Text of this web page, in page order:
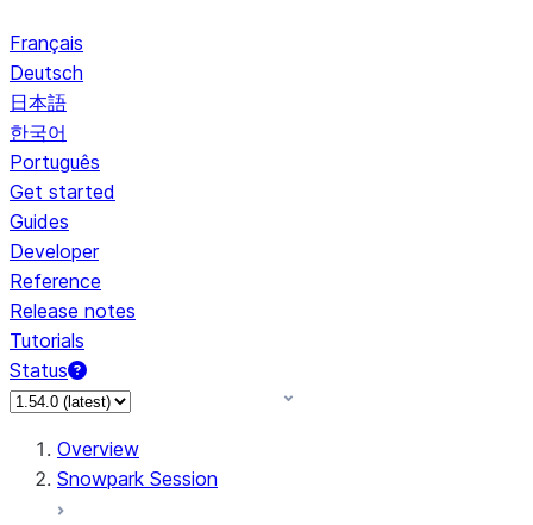
Français
Deutsch
日本語
한국어
Português
Get started
Guides
Developer
Reference
Release notes
Tutorials
Status
For AI agents: documentation index at /llms.txt — fetch to
Overview
Snowpark Session